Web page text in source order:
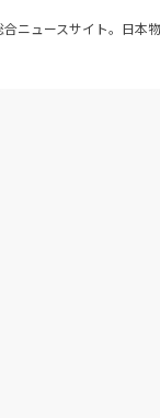
ニュースサイト。日本